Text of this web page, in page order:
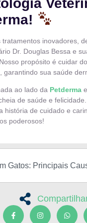
tratamentos inovadores,
Dr. Douglas Bessa e
propósito é cuidar
garantindo sua saúde
ao lado da Petderma
de saúde e
história de cuidado e
poderosos!